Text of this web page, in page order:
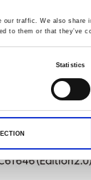
traffic. We also share
to them or that they’ve
Statistics